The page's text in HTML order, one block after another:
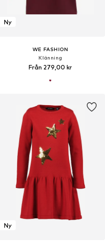
Ny
WE FASHION
Klänning
Från 279,00 kr
Ny